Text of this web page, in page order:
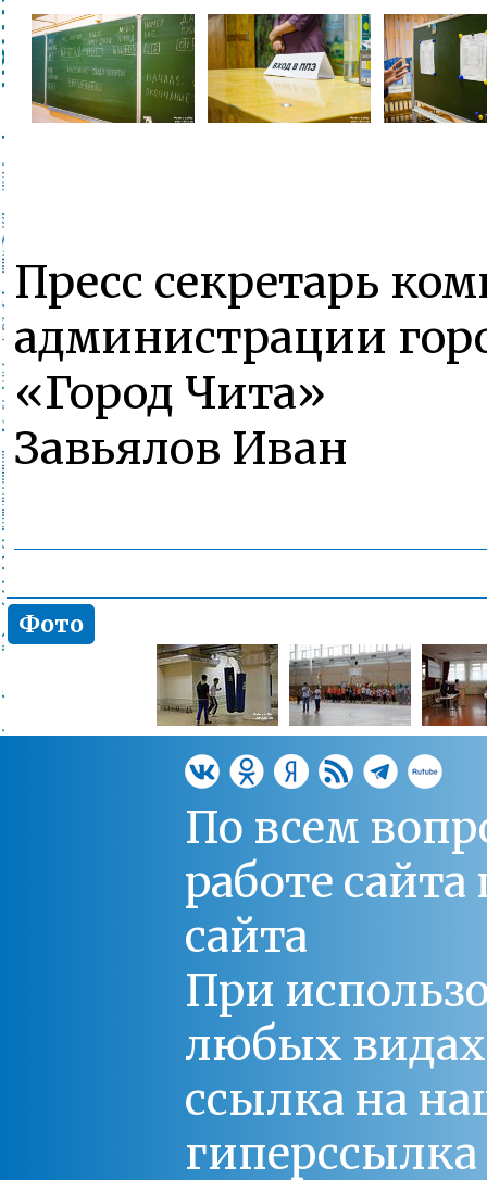
Пресс секретарь
администрации
«Город Чита»
Завьялов Иван
Фото
По всем
работе
сайта
При
любых
ссылка на